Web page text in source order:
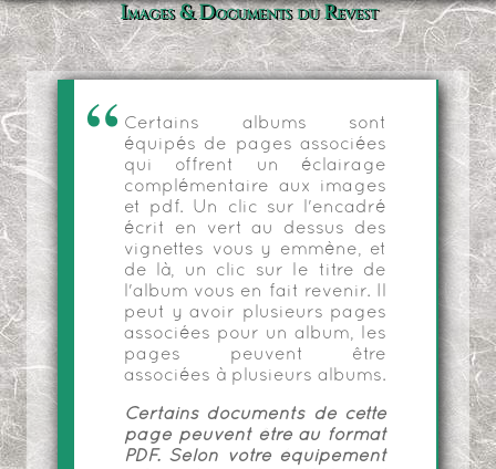
Images & Documents du Revest
Certains albums sont
équipés de pages associées
qui offrent un éclairage
complémentaire aux images
et pdf. Un clic sur l'encadré
écrit en vert au dessus des
vignettes vous y emmène, et
de là, un clic sur le titre de
l'album vous en fait revenir. Il
peut y avoir plusieurs pages
associées pour un album, les
pages peuvent être
associées à plusieurs albums.
Certains documents de cette
page peuvent être au format
PDF. Selon votre équipement